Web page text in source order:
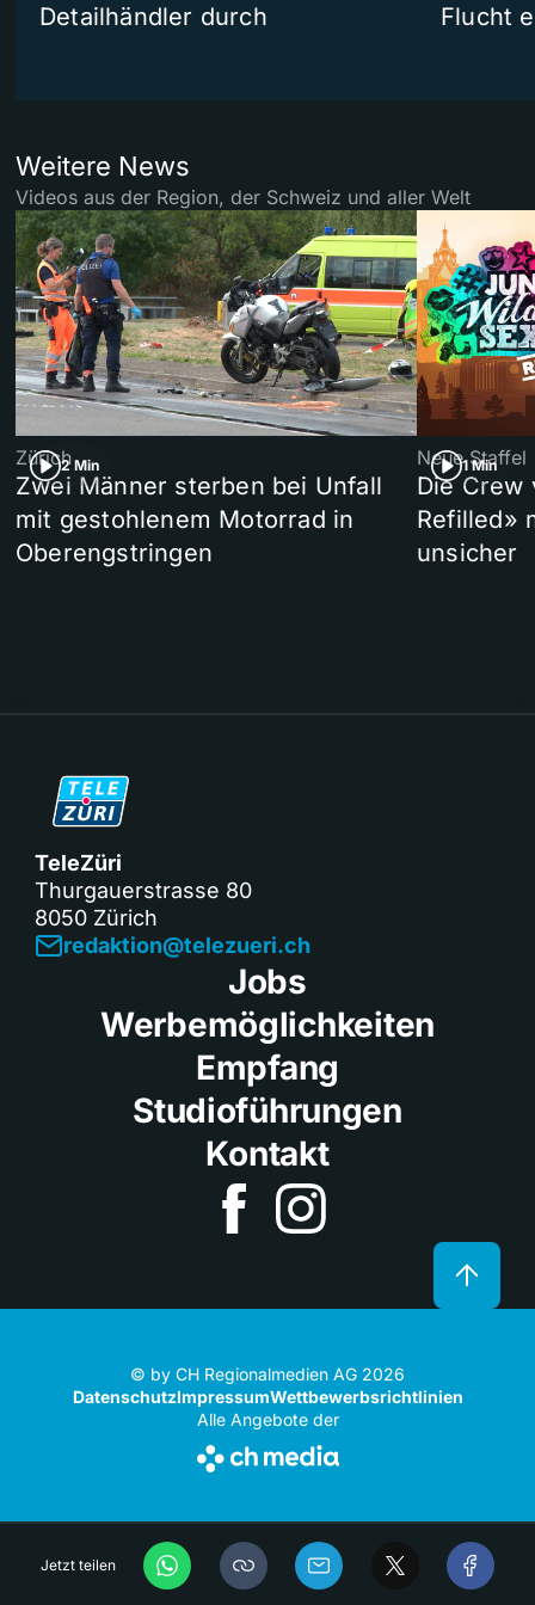
Jetzt teilen
Detailhändler durch
Flucht
Weitere News
Videos aus der Region, der Schweiz und aller Welt
2 Min
Zürich
Zwei Männer sterben bei Unfall
mit gestohlenem Motorrad in
Oberengstringen
1 Min
Neue Staffel
Die Crew
Refilled»
unsicher
TeleZüri
Thurgauerstrasse 80
8050 Zürich
redaktion@telezueri.ch
Jobs
Werbemöglichkeiten
Empfang
Studioführungen
Kontakt
© by CH Regionalmedien AG 2026
DatenschutzImpressumWettbewerbsrichtlinien
Alle Angebote der